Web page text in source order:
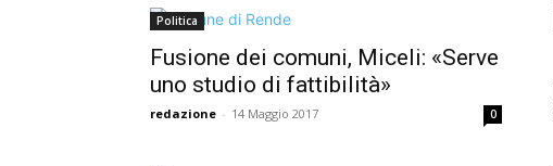
Politica
Fusione dei comuni, Miceli: «Serve
uno studio di fattibilità»
redazione - 14 Maggio 2017 0